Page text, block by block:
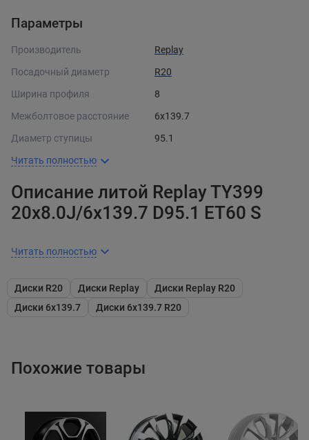
Параметры
Производитель
Replay
Посадочный диаметр
R20
Ширина профиля
8
Межболтовое расстояние
6x139.7
Диаметр ступицы
95.1
Читать полностью
Описание литой Replay TY399
20x8.0J/6x139.7 D95.1 ET60 S
Читать полностью
Диски R20 Диски Replay
Диски Replay R20
Диски 6x139.7
Диски 6x139.7 R20
Похожие товары